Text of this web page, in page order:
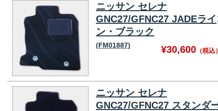
ニッサン セレナ
GNC27/GFNC27 JADEライ
ン・ブラック
(FM01887) ¥30,600 （税込
ニッサン セレナ
GNC27/GFNC27 スタンダ